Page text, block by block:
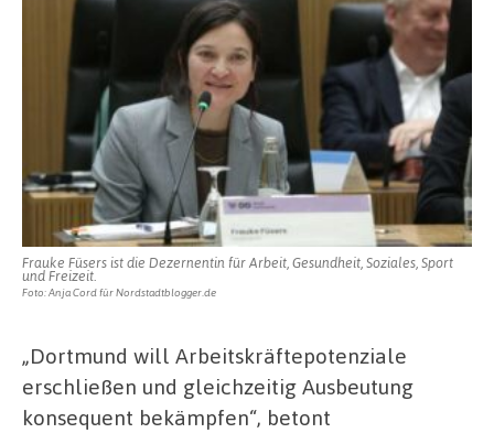
Frauke Füsers ist die Dezernentin für Arbeit, Gesundheit, Soziales, Sport
und Freizeit.
Foto: Anja Cord für Nordstadtblogger.de
„Dortmund will Arbeitskräftepotenziale
erschließen und gleichzeitig Ausbeutung
konsequent bekämpfen“, betont